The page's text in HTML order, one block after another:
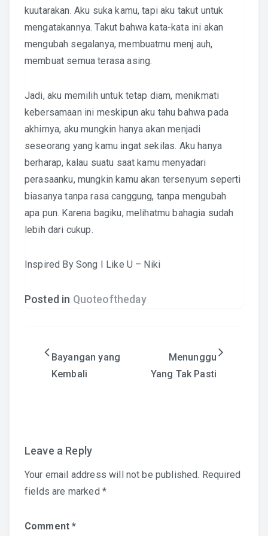
kuutarakan. Aku suka kamu, tapi aku takut untuk
mengatakannya. Takut bahwa kata-kata ini akan
mengubah segalanya, membuatmu menj auh,
membuat semua terasa asing.
Jadi, aku memilih untuk tetap diam, menikmati
kebersamaan ini meskipun aku tahu bahwa pada
akhirnya, aku mungkin hanya akan menjadi
seseorang yang kamu ingat sekilas. Aku hanya
berharap, kalau suatu saat kamu menyadari
perasaanku, mungkin kamu akan tersenyum seperti
biasanya tanpa rasa canggung, tanpa mengubah
apa pun. Karena bagiku, melihatmu bahagia sudah
lebih dari cukup.
Inspired By Song I Like U – Niki
Posted in Quoteoftheday
Post
navigation
Bayangan yang
Kembali
Menunggu
Yang Tak Pasti
Leave a Reply
Your email address will not be published. Required
fields are marked *
Comment*